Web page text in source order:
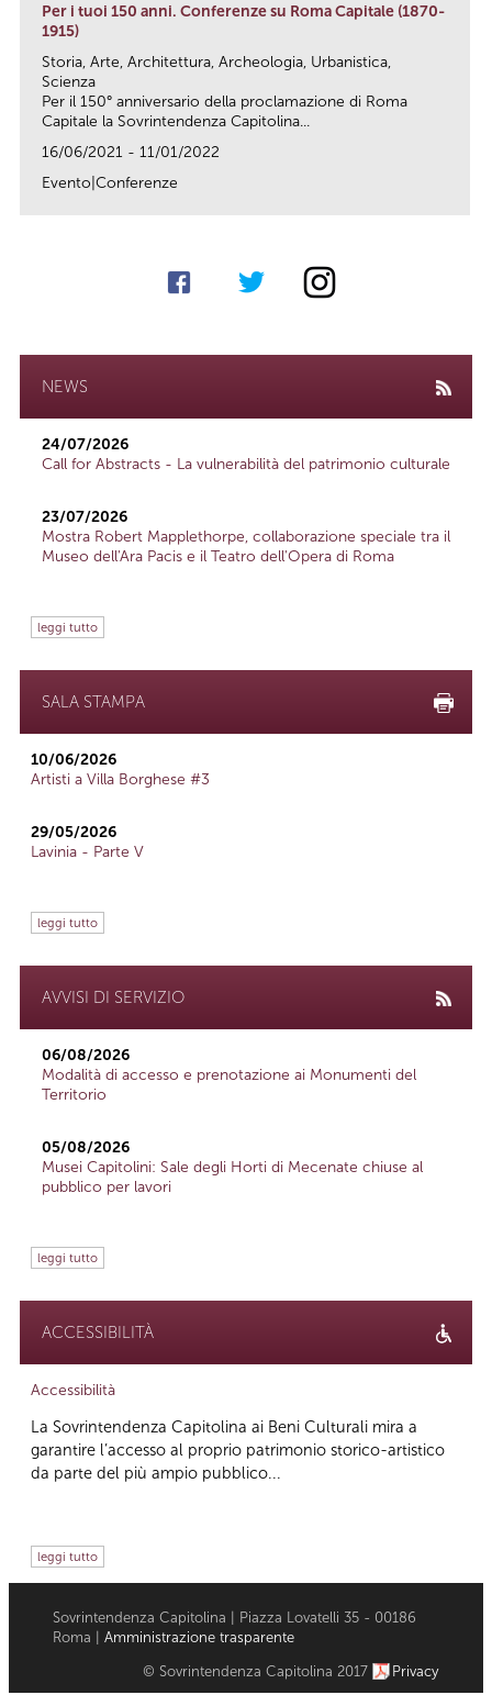
Per i tuoi 150 anni. Conferenze su Roma Capitale (1870-
1915)
Storia, Arte, Architettura, Archeologia, Urbanistica,
Scienza
Per il 150° anniversario della proclamazione di Roma
Capitale la Sovrintendenza Capitolina...
16/06/2021 - 11/01/2022
Evento|Conferenze
NEWS
24/07/2026
Call for Abstracts - La vulnerabilità del patrimonio culturale
23/07/2026
Mostra Robert Mapplethorpe, collaborazione speciale tra il
Museo dell'Ara Pacis e il Teatro dell'Opera di Roma
leggi tutto
SALA STAMPA
10/06/2026
Artisti a Villa Borghese #3
29/05/2026
Lavinia - Parte V
leggi tutto
AVVISI DI SERVIZIO
06/08/2026
Modalità di accesso e prenotazione ai Monumenti del
Territorio
05/08/2026
Musei Capitolini: Sale degli Horti di Mecenate chiuse al
pubblico per lavori
leggi tutto
ACCESSIBILITÀ
Accessibilità
La Sovrintendenza Capitolina ai Beni Culturali mira a
garantire l’accesso al proprio patrimonio storico-artistico
da parte del più ampio pubblico...
leggi tutto
Sovrintendenza Capitolina | Piazza Lovatelli 35 - 00186
Roma | Amministrazione trasparente
© Sovrintendenza Capitolina 2017 Privacy